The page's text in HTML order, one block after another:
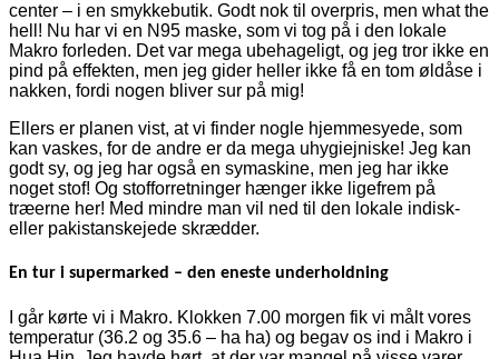
center – i en smykkebutik. Godt nok til overpris, men what the
hell! Nu har vi en N95 maske, som vi tog på i den lokale
Makro forleden. Det var mega ubehageligt, og jeg tror ikke en
pind på effekten, men jeg gider heller ikke få en tom øldåse i
nakken, fordi nogen bliver sur på mig!
Ellers er planen vist, at vi finder nogle hjemmesyede, som
kan vaskes, for de andre er da mega uhygiejniske! Jeg kan
godt sy, og jeg har også en symaskine, men jeg har ikke
noget stof! Og stofforretninger hænger ikke ligefrem på
træerne her! Med mindre man vil ned til den lokale indisk-
eller pakistanskejede skrædder.
En tur i supermarked – den eneste underholdning
I går kørte vi i Makro. Klokken 7.00 morgen fik vi målt vores
temperatur (36.2 og 35.6 – ha ha) og begav os ind i Makro i